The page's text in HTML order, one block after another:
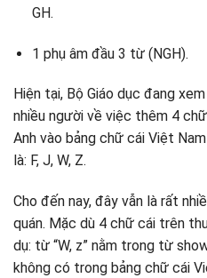
GH.
1 phụ âm đầu 3 từ (NGH).
Hiện tại, Bộ Giáo dục đang
nhiều người về việc thêm 4
Anh vào bảng chữ cái Việt
là: F, J, W, Z.
Cho đến nay, đây vẫn là rất
quán. Mặc dù 4 chữ cái trên
dụ: từ “W, z” nằm trong từ
không có trong bảng chữ cái